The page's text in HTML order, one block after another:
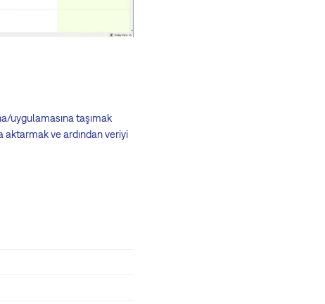
uygulamasına taşımak
aktarmak ve ardından veriyi